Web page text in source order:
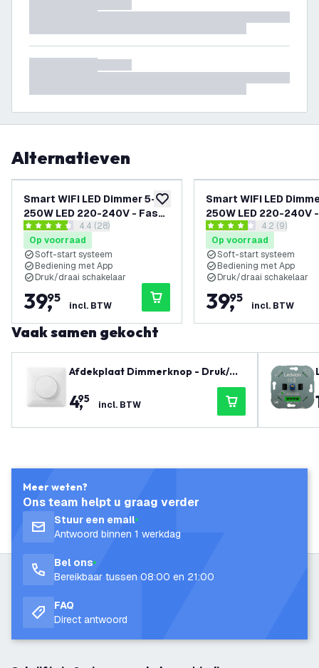
Alternatieven
toevoegen aan verlanglijst
Smart WIFI LED Dimmer 5-
250W LED 220-240V - Fase
Aan/Afsnijding - Universeel
- Compleet
reviews drawer openen
4.4 score sterren4.4 (28)
Op voorraad
Soft-start systeem
Bediening met App
Druk/draai schakelaar
39,
95
incl. BTW
Smart WIFI LED
250W LED 220-240V
Aan/Afsnijding -
- Compleet
reviews
4.2 score sterren4.2 (9)
Op voorraad
Soft-start systeem
Bediening met App
Druk/draai schakelaar
39,
95
incl. BTW
Vaak samen gekocht
Afdekplaat Dimmerknop - Druk/Dr
4,
95 incl. BTW
Meer weten?
Ons team helpt u graag verder
Stuur een email
Antwoord binnen 1 werkdag
Bel ons
Bereikbaar tussen 08:00 en 21:00
FAQ
Direct antwoord